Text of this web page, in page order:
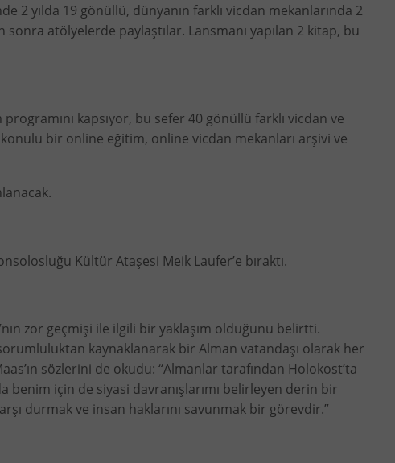
2 yılda 19 gönüllü, dünyanın farklı vicdan mekanlarında 2
atölyelerde paylaştılar. Lansmanı yapılan 2 kitap, bu
kapsıyor, bu sefer 40 gönüllü farklı vicdan ve
konulu bir online eğitim, online vicdan mekanları arşivi ve
Kültür Ataşesi Meik Laufer’e bıraktı.
zor geçmişi ile ilgili bir yaklaşım olduğunu belirtti.
kaynaklanarak bir Alman vatandaşı olarak her
sözlerini de okudu: “Almanlar tarafından Holokost’ta
için de siyasi davranışlarımı belirleyen derin bir
durmak ve insan haklarını savunmak bir görevdir.”